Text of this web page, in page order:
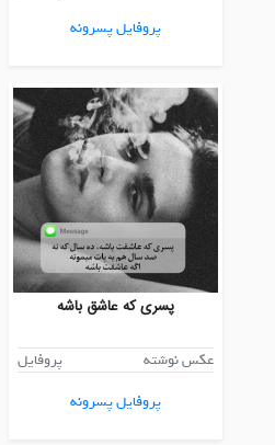
پروفایل پسرونه
پسری که عاشق باشه
عکس نوشته
پروفایل
پروفایل پسرونه